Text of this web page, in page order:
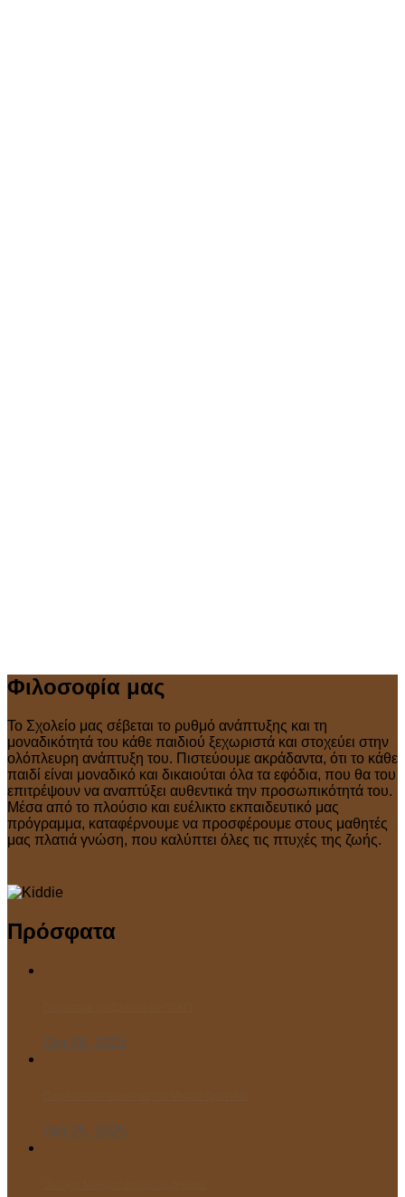
Φιλοσοφία μας
Το Σχολείο μας σέβεται το ρυθμό ανάπτυξης και τη
μοναδικότητά του κάθε παιδιού ξεχωριστά και στοχεύει στην
ολόπλευρη ανάπτυξη του. Πιστεύουμε ακράδαντα, ότι το κάθε
παιδί είναι μοναδικό και δικαιούται όλα τα εφόδια, που θα του
επιτρέψουν να αναπτύξει αυθεντικά την προσωπικότητά του.
Μέσα από το πλούσιο και ευέλικτο εκπαιδευτικό μας
πρόγραμμα, καταφέρνουμε να προσφέρουμε στους μαθητές
μας πλατιά γνώση, που καλύπτει όλες τις πτυχές της ζωής.
Πρόσφατα
Οκτ 28, 2025
Οκτ 25, 2025